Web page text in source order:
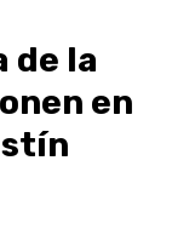
con la
de la
en